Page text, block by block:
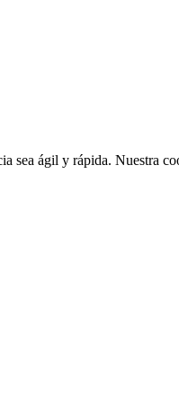
sea ágil y rápida. Nuestra